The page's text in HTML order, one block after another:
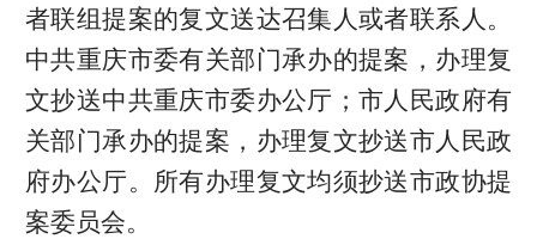
者联组提案的复文送达召集人或者联系人。
中共重庆市委有关部门承办的提案，办理复
文抄送中共重庆市委办公厅；市人民政府有
关部门承办的提案，办理复文抄送市人民政
府办公厅。所有办理复文均须抄送市政协提
案委员会。